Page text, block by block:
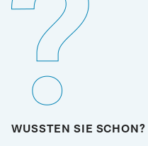
Festlegung von
gemeinsam mit
SBTi)
Aufsetzen einer
Entwicklung
Unterstützung
WUSSTEN SIE SCHON?